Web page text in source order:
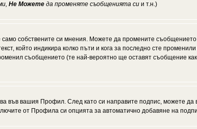
Не Можете да променяте съобщенията си и т.н.)
собствените си мнения. Можете да промените съобщението
който индикира колко пъти и кога за последно сте
съобщението (те най-вероятно ще оставят съобщение
във вашия Профил. След като си направите подпис, можете да
от Профила си опцията за автоматично добавяне на